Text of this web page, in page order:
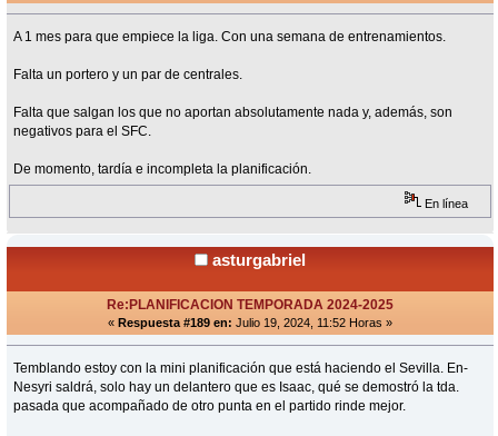
A 1 mes para que empiece la liga. Con una semana de entrenamientos.
Falta un portero y un par de centrales.
Falta que salgan los que no aportan absolutamente nada y, además, son
negativos para el SFC.
De momento, tardía e incompleta la planificación.
En línea
asturgabriel
Re:PLANIFICACION TEMPORADA 2024-2025
« Respuesta #189 en: Julio 19, 2024, 11:52 Horas »
Temblando estoy con la mini planificación que está haciendo el Sevilla. En-
Nesyri saldrá, solo hay un delantero que es Isaac, qué se demostró la tda.
pasada que acompañado de otro punta en el partido rinde mejor.